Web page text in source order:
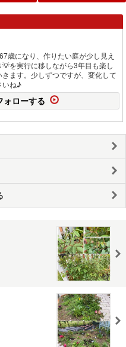
歳になり、作りたい庭が少し見え
を実行に移しながら3年目も楽し
きます。少しずつですが、変化して
いね♪
ォローする